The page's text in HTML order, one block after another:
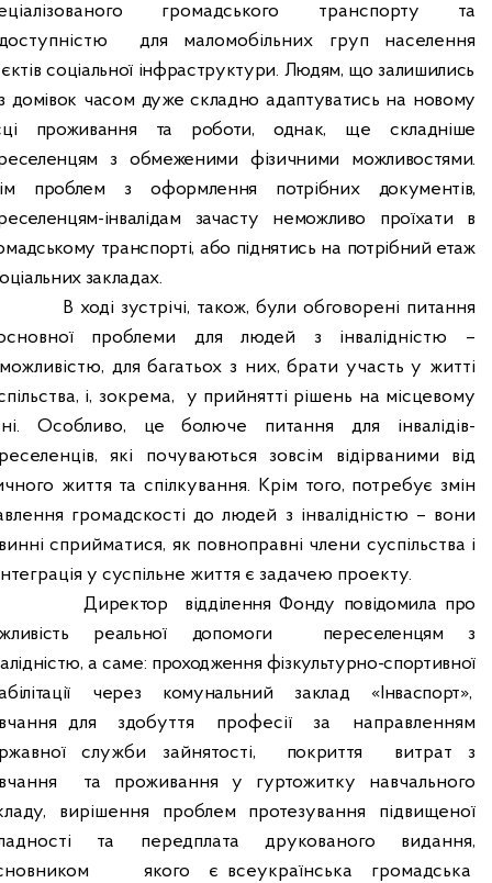
громадського транспорту та
для маломобільних груп населення
соціальної інфраструктури. Людям, що залишились
домівок часом дуже складно адаптуватись на новому
проживання та роботи, однак, щe складніше
з обмеженими фізичними можливостями.
проблем з оформлення потрібних документів,
інвалідам зачасту неможливо проїхати в
транспорті, або піднятись на потрібний етаж
закладах.
В ході зустрічі, також, були обговорені питання
проблеми для людей з інвалідністю –
для багатьох з них, брати участь у житті
і, зокрема,
у прийнятті рішень на місцевому
Особливо, це болюче питання для інвалідів-
які почуваються зовсім відірваними від
життя та спілкування. Крім того, потребує змін
громадскості до людей з інвалідністю – вони
сприйматися, як повноправні члени суспільства і
у суспільне життя є задачею проекту.
Директор
відділення Фонду повідомила про
реальної допомоги
переселенцям з
а саме: проходження фізкультурно-спортивної
через комунальний заклад «Інваспорт»,
для
здобуття професії за
направленням
служби зайнятості, покриття
витрат з
та проживання у гуртожитку навчального
вирішення проблем протезування підвищеної
та передплата друкованого видання,
якого є всеукраїнська
громадська